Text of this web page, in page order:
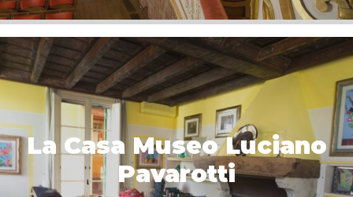
La Casa Museo Luciano
Pavarotti